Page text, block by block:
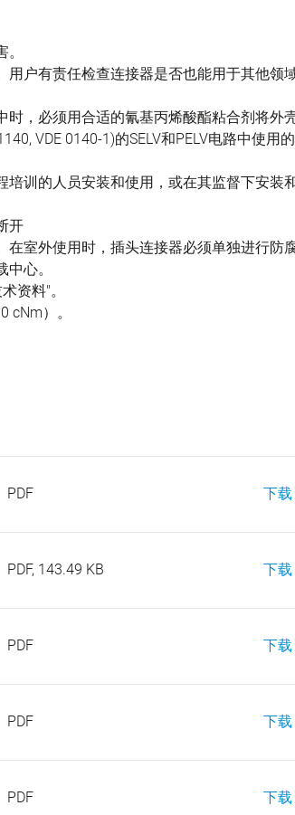
户有责任检查连接器是否也能用于其他领
，必须用合适的氰基丙烯酸酯粘合剂将外
VDE 0140-1)的SELV和PELV电路中使用
训的人员安装和使用，或在其监督下安装
开
室外使用时，插头连接器必须单独进行防
心。
资料"。
cNm）。
PDF 下载
PDF, 143.49 KB 下载
PDF 下载
PDF 下载
PDF 下载